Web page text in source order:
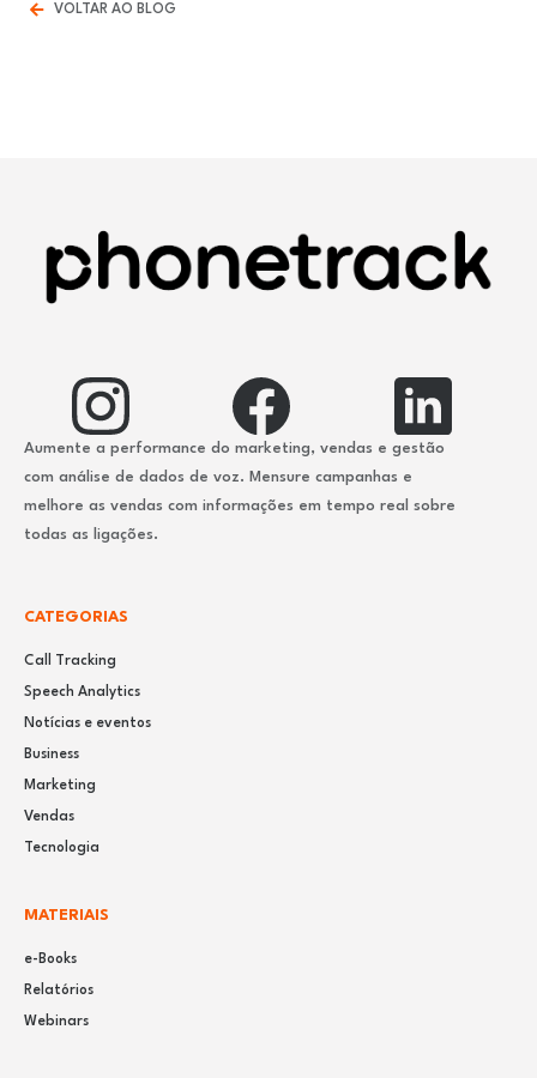
VOLTAR AO BLOG
Aumente a performance do marketing, vendas e gestão
com análise de dados de voz. Mensure campanhas e
melhore as vendas com informações em tempo real sobre
todas as ligações.
CATEGORIAS
Call Tracking
Speech Analytics
Notícias e eventos
Business
Marketing
Vendas
Tecnologia
MATERIAIS
e-Books
Relatórios
Webinars